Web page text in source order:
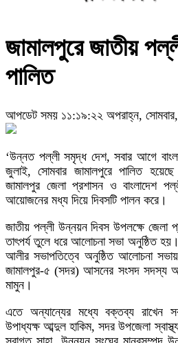
জামালপুরে জাতীয়
পালিত
আপডেট সময় ১১:১৯:২২ অপরাহ্ন,
‘উন্নত পল্লী সমৃদ্ধ দেশ, সবার আগে
জুলাই, সোমবার জামালপুরে পালিত
জামালপুর জেলা প্রশাসন ও বাংলাদেশ
আয়োজনের মধ্য দিয়ে দিবসটি পালন করে।
জাতীয় পল্লী উন্নয়ন দিবস উপলক্ষে জেলা
তাৎপর্য তুলে ধরে আলোচনা সভা অনুষ্ঠিত
আলীর সভাপতিত্বে অনুষ্ঠিত আলোচনা
জামালপুর-৫ (সদর) আসনের সংসদ সদস্য
মামুন।
এতে অন্যান্যের মধ্যে বক্তব্য রাখেন
উপাধ্যক্ষ আব্দুল হাকিম, সদর উপজেলা স্বাস্থ্য